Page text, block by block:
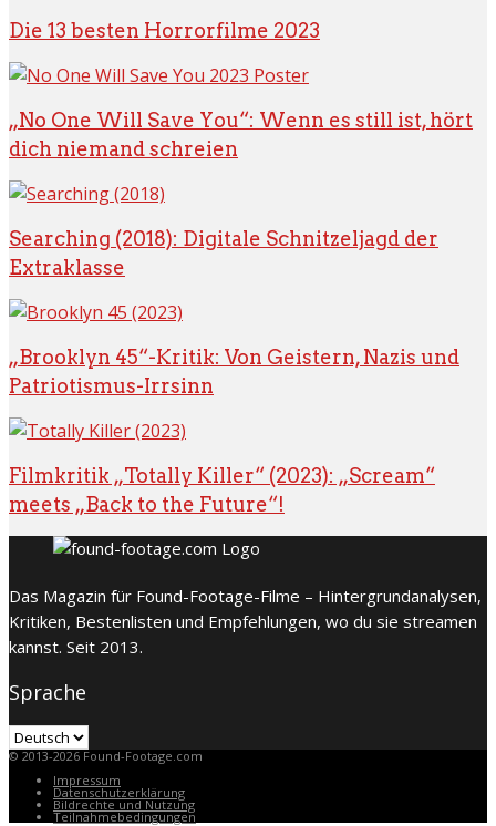
Die 13 besten Horrorfilme 2023
„No One Will Save You“: Wenn es still ist, hört
dich niemand schreien
Searching (2018): Digitale Schnitzeljagd der
Extraklasse
„Brooklyn 45“-Kritik: Von Geistern, Nazis und
Patriotismus-Irrsinn
Filmkritik „Totally Killer“ (2023): „Scream“
meets „Back to the Future“!
Das Magazin für Found-Footage-Filme – Hintergrundanalysen,
Kritiken, Bestenlisten und Empfehlungen, wo du sie streamen
kannst. Seit 2013.
Sprache
Sprache
© 2013-2026 Found-Footage.com
Impressum
Datenschutzerklärung
Bildrechte und Nutzung
Teilnahmebedingungen